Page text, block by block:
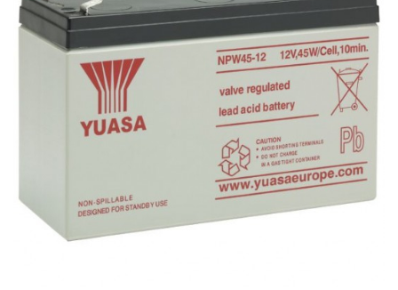
Acumulatori
Ni-MH
Incarcatoare acumulatori
Panouri fotovoltaice si accesorii
Panouri fotovoltaice
Accesorii
Invertoare